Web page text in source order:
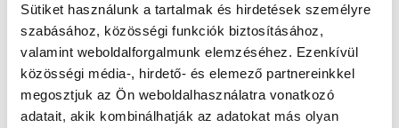
Sütiket használunk a tartalmak és hirdetések személyre
szabásához, közösségi funkciók biztosításához,
valamint weboldalforgalmunk elemzéséhez. Ezenkívül
közösségi média-, hirdető- és elemező partnereinkkel
megosztjuk az Ön weboldalhasználatra vonatkozó
adatait, akik kombinálhatják az adatokat más olyan
Kosárba teszem
Melyik üzletben elérhető| Foglalás